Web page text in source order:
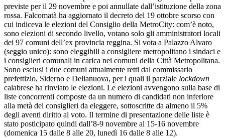
previste per il 29 novembre e poi annullate dall’istituzione della zona
rossa. Falcomatà ha aggiornato il decreto del 19 ottobre scorso con
cui indiceva le elezioni del Consiglio della MetroCity: com’è noto,
sono elezioni di secondo livello, votano solo gli amministratori locali
dei 97 comuni dell’ex provincia reggina. Si vota a Palazzo Alvaro
(seggio unico): sono eleggibili a consigliere metropolitano i sindaci e
i consiglieri comunali in carica nei comuni della Città Metropolitana.
Sono esclusi i due comuni attualmente retti dal commissario
prefettizio, Siderno e Delianuova, per i quali il parziale lockdown
calabrese ha rinviato le elezioni. Le elezioni avvengono sulla base di
liste concorrenti composte da un numero di candidati non inferiore
alla metà dei consiglieri da eleggere, sottoscritte da almeno il 5%
degli aventi diritto al voto. Il termine di presentazione delle liste è
stato posticipato quindi dall’8-9 novembre al 15-16 novembre
(domenica 15 dalle 8 alle 20, lunedì 16 dalle 8 alle 12).